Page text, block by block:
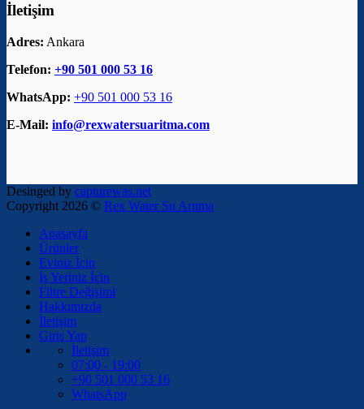
İletişim
Adres: Ankara
Telefon: +90 501 000 53 16
WhatsApp: +90 501 000 53 16
E-Mail: info@rexwatersuaritma.com
Desinged by capturewas.net
Copyright 2026 © Rex Water Su Arıtma
Anasayfa
Ürünler
Eviniz İçin
İş Yeriniz İçin
Filtre Değişimi
Hakkımızda
İletişim
Giriş Yap
İletişim
07:00 - 19:00
+90 501 000 53 16
WhatsApp